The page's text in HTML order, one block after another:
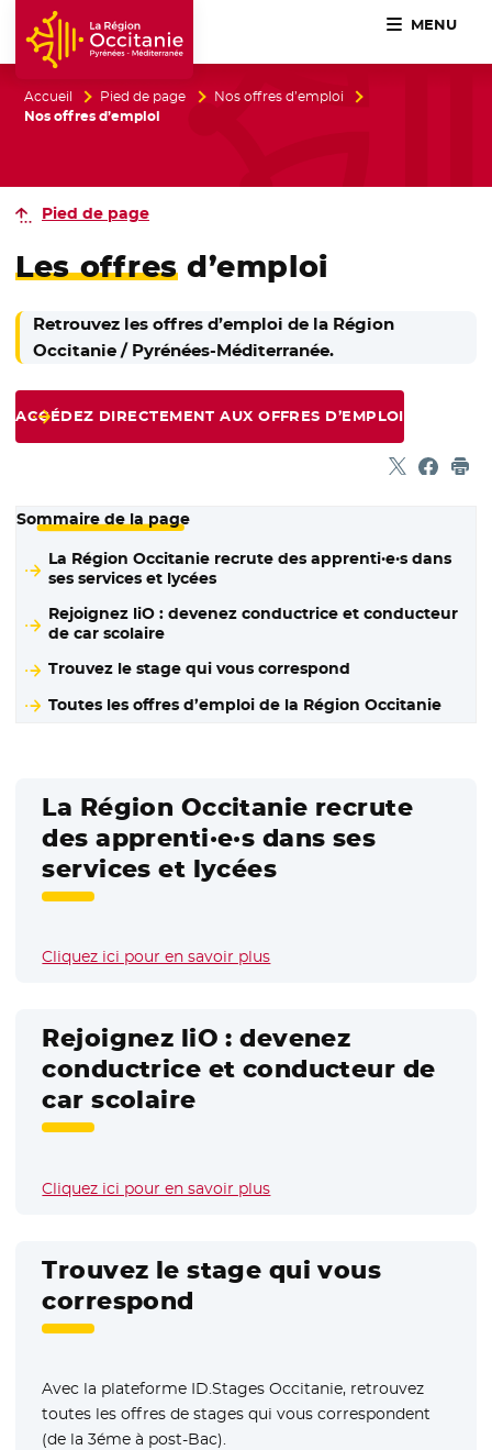
Accueil Région Occitanie / Pyrénées-Méditerranée
MENU
Accueil Pied de page
Nos offres d’emploi
Nos offres d’emploi
Pied de page
Les offresd’emploi
Retrouvez les offres d’emploi de la Région
Occitanie / Pyrénées-Méditerranée.
ACCÉDEZ DIRECTEMENT AUX OFFRES D’EMPLOI
Partager
- Nouvelle
-
Sommaire de la page
La Région Occitanie recrute des apprenti·e·s dans
ses services et lycées
Rejoignez liO : devenez conductrice et conducteur
de car scolaire
Trouvez le stage qui vous correspond
Toutes les offres d’emploi de la Région Occitanie
La Région Occitanie recrute
des apprenti·e·s dans ses
services et lycées
Cliquez ici pour en savoir plus
Rejoignez liO : devenez
conductrice et conducteur de
car scolaire
Cliquez ici pour en savoir plus
Trouvez le stage qui vous
correspond
Avec la plateforme ID.Stages Occitanie, retrouvez
toutes les offres de stages qui vous correspondent
(de la 3éme à post-Bac).